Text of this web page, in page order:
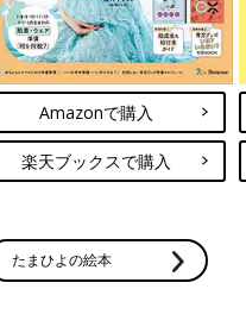
Amazonで購入
楽天ブックスで購入
たまひよの絵本